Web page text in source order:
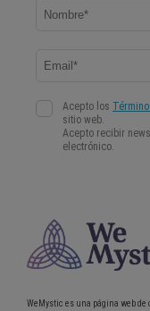
WeMystic es una página web de